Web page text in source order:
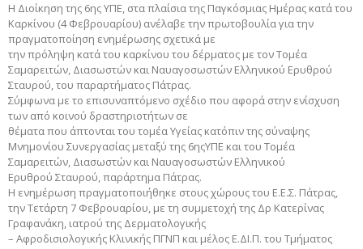
Η Διοίκηση της 6ης ΥΠΕ, στα πλαίσια της Παγκόσμιας Ημέρας κατά του
Καρκίνου (4 Φεβρουαρίου) ανέλαβε την πρωτοβουλία για την
πραγματοποίηση ενημέρωσης σχετικά με
την πρόληψη κατά του καρκίνου του δέρματος με τον Τομέα
Σαμαρειτών, Διασωστών και Ναυαγοσωστών Ελληνικού Ερυθρού
Σταυρού, του παραρτήματος Πάτρας.
Σύμφωνα με το επισυναπτόμενο σχέδιο που αφορά στην ενίσχυση
των από κοινού δραστηριοτήτων σε
θέματα που άπτονται του τομέα Υγείας κατόπιν της σύναψης
Μνημονίου Συνεργασίας μεταξύ της 6ηςΥΠΕ και του Τομέα
Σαμαρειτών, Διασωστών και Ναυαγοσωστών Ελληνικού
Ερυθρού Σταυρού, παράρτημα Πάτρας.
Η ενημέρωση πραγματοποιήθηκε στους χώρους του Ε.Ε.Σ. Πάτρας,
την Τετάρτη 7 Φεβρουαρίου, με τη συμμετοχή της Δρ Κατερίνας
Γραφανάκη, ιατρού της Δερματολογικής
– Αφροδισιολογικής Κλινικής ΠΓΝΠ και μέλος Ε.ΔΙ.Π. του Τμήματος